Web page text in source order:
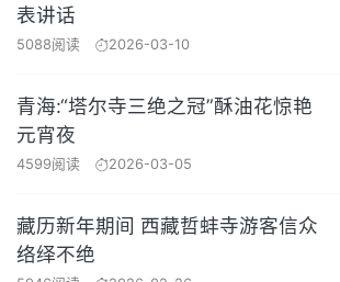
表讲话
5088阅读 2026-03-10
青海:“塔尔寺三绝之冠”酥油花惊艳
元宵夜
4599阅读 2026-03-05
藏历新年期间 西藏哲蚌寺游客信众
络绎不绝